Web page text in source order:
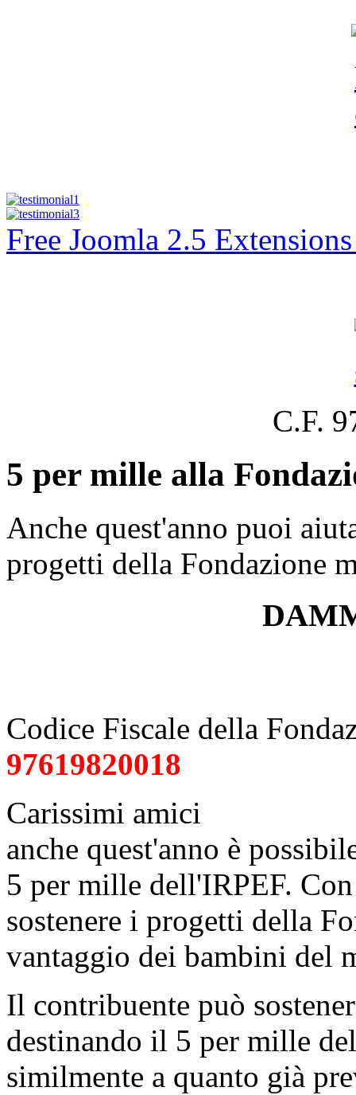
Free Joomla 2.5
C.F.
5 per mille alla
Anche quest'anno puoi
progetti della Fondazione
Codice Fiscale della
97619820018
Carissimi amici
anche quest'anno è
5 per mille dell'IRPEF.
sostenere i progetti della
vantaggio dei bambini del
Il contribuente può
destinando il 5 per mille
similmente a quanto già